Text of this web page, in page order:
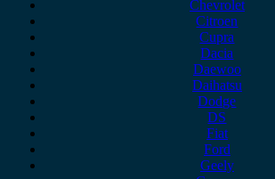
Chevrolet
Citroen
Cupra
Dacia
Daewoo
Daihatsu
Dodge
DS
Fiat
Ford
Geely